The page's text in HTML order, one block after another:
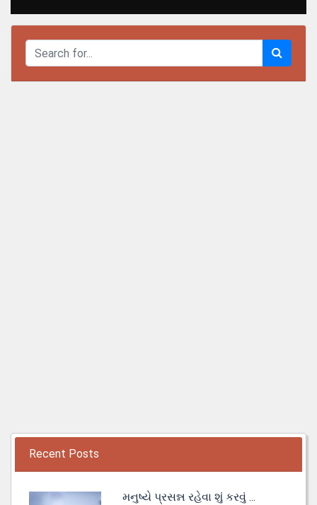
Recent Posts
મનુષ્યે પ્રસન્ન રહેવા શું કરવું ...